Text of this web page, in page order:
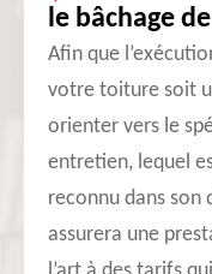
le bâchage
Afin que
votre toiture soit
orienter vers le
entretien, lequel
reconnu dans son
assurera une